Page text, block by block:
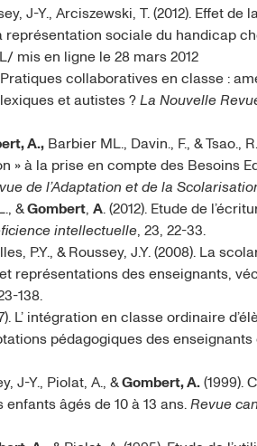
J-Y., Arciszewski, T. (2012). Effet
représentation sociale du handicap
mis en ligne le 28 mars 2012
Pratiques collaboratives en classe :
et autistes ? La Nouvelle
A., Barbier ML., Davin., F., & Tsao.,
» à la prise en compte des Besoins
de l’Adaptation et de la
&Gombert, A. (2012). Etude de
intellectuelle, 23, 22-33.
P.Y., & Roussey, J.Y. (2008). La
représentations des enseignants,
138.
L’ intégration en classe ordinaire
pédagogiques des
J-Y., Piolat, A., &Gombert, A. (1999).
âgés de 10 à 13 ans. Revue